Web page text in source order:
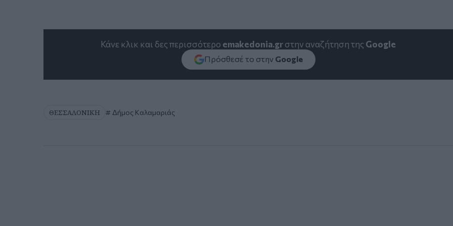
Κάνε κλικ και δες περισσότερο emakedonia.grστην αναζήτηση της Google
Πρόσθεσέ το στην Google
ΘΕΣΣΑΛΟΝΙΚΗ Δήμος Καλαμαριάς